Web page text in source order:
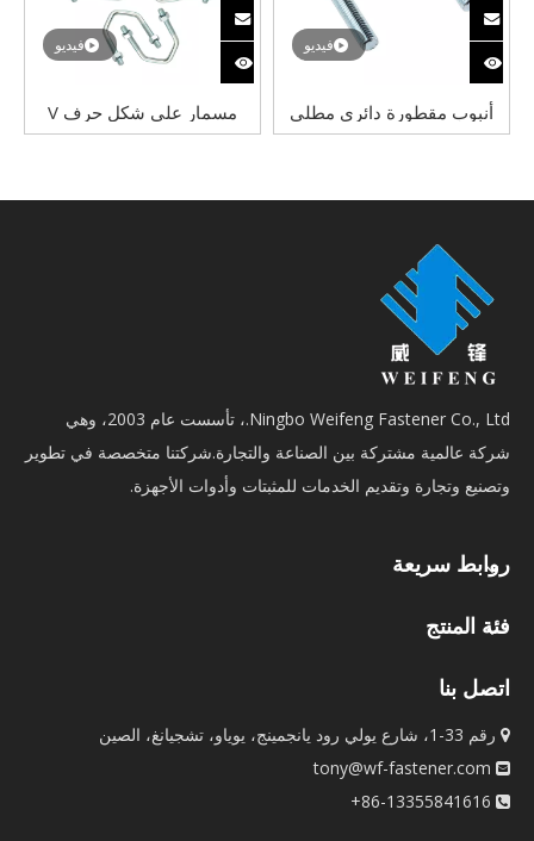
فيديو
أنبوب مقطورة دائري مطلي
فيديو
مسمار على شكل حرف V
Ningbo Weifeng Fastener Co., Ltd.، تأسست عام 2003، وهي
شركة عالمية مشتركة بين الصناعة والتجارة.شركتنا متخصصة في تطوير
وتصنيع وتجارة وتقديم الخدمات للمثبتات وأدوات الأجهزة.
روابط سريعة
فئة المنتج
اتصل بنا
 رقم 33-1، شارع يولي رود يانجمينج، يوياو، تشجيانغ، الصين

tony@wf-fastener.com
